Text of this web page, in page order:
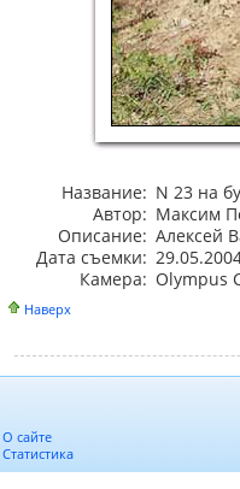
Название: N 23 на
Автор: Максим
Описание: Алексей
Дата съемки:
Камера: Olympus
Наверх
О сайте
Статистика